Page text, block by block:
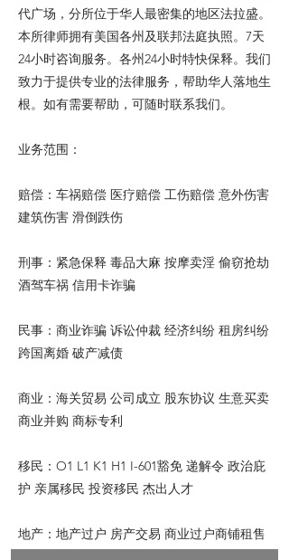
代广场，分所位于华人最密集的地区法拉盛。
本所律师拥有美国各州及联邦法庭执照。7天
24小时咨询服务。各州24小时特快保释。我们
致力于提供专业的法律服务，帮助华人落地生
根。如有需要帮助，可随时联系我们。
业务范围：
赔偿：车祸赔偿 医疗赔偿 工伤赔偿 意外伤害
建筑伤害 滑倒跌伤
刑事：紧急保释 毒品大麻 按摩卖淫 偷窃抢劫
酒驾车祸 信用卡诈骗
民事：商业诈骗 诉讼仲裁 经济纠纷 租房纠纷
跨国离婚 破产减债
商业：海关贸易 公司成立 股东协议 生意买卖
商业并购 商标专利
移民：O1 L1 K1 H1 I-601豁免 递解令 政治庇
护 亲属移民 投资移民 杰出人才
地产：地产过户 房产交易 商业过户商铺租售